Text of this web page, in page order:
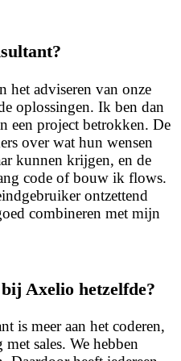
het adviseren van onze
oplossingen. Ik ben dan
een project betrokken. De
over wat hun wensen
kunnen krijgen, en de
code of bouw ik flows.
ontzettend
combineren met mijn
Axelio hetzelfde?
is meer aan het coderen,
sales. We hebben